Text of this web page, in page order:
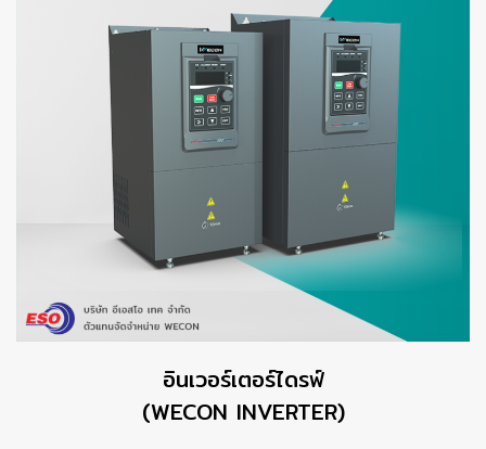
อินเวอร์เตอร์ไดรฟ์
(WECON INVERTER)